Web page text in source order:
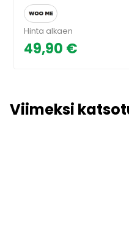
Hinta alkaen
49,90 €
Viimeksi